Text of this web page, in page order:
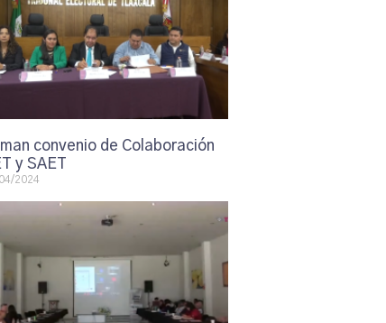
convenio de Colaboración
y SAET
2024